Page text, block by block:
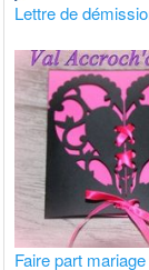
Lettre de
Faire part